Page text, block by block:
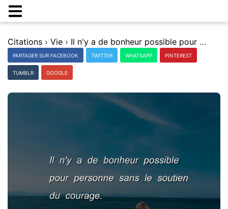
Citations › Vie › Il n'y a de bonheur possible pour personne sans le soutien du courage.
PARTAGER SUR FACEBOOK TWITTER WHATSAPP PINTEREST
TUMBLR GOOGLE